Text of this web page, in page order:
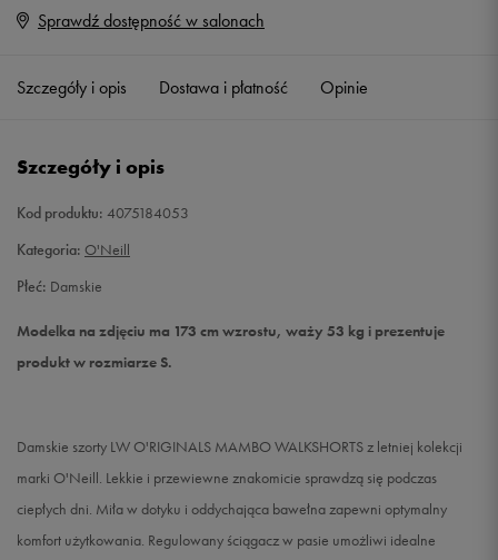
XS Powiadom o dostępności
S Powiadom o dostępności
XL
Sprawdź dostępność w salonach
Szczegóły i opis Dostawa i płatność Opinie
Szczegóły i opis
Kod produktu: 4075184053
Kategoria: O'Neill
Płeć: Damskie
Modelka na zdjęciu ma 173 cm wzrostu, waży 53 kg i prezentuje
produkt w rozmiarze S.
Damskie szorty LW O'RIGINALS MAMBO WALKSHORTS z letniej kolekcji
marki O'Neill. Lekkie i przewiewne znakomicie sprawdzą się podczas
ciepłych dni. Miła w dotyku i oddychająca bawełna zapewni optymalny
komfort użytkowania. Regulowany ściągacz w pasie umożliwi idealne